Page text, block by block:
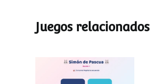
Juegos relacionados